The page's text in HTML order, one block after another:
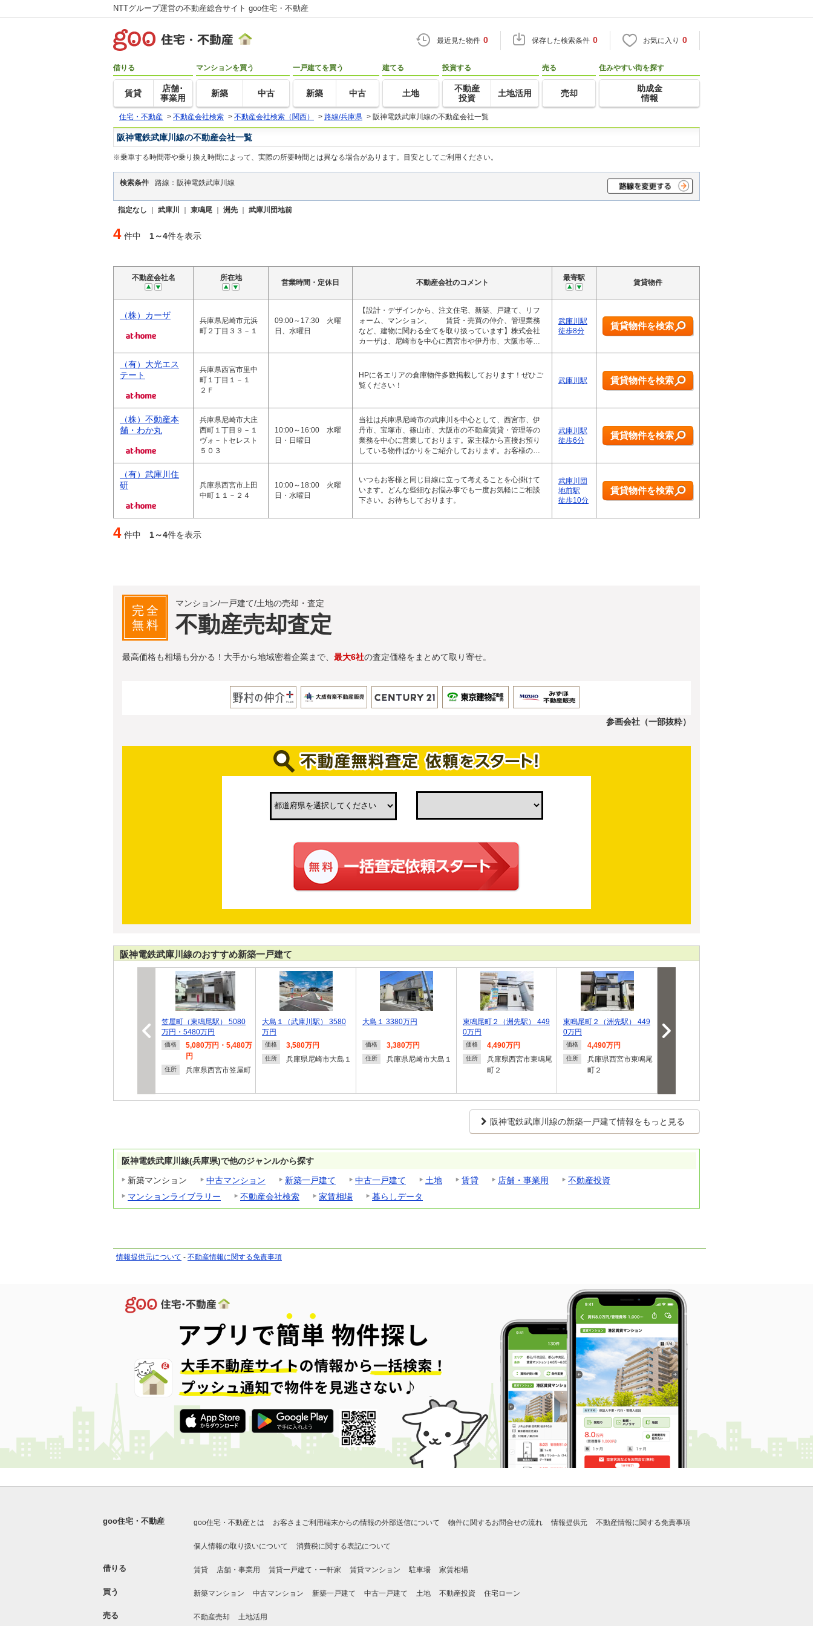
NTTグループ運営の不動産総合サイト goo住宅・不動産
最近見た物件 0 保存した検索条件 0 お気に入り 0
借りる
賃貸
店舗･
事業用
マンションを買う
新築 中古
一戸建てを買う
新築 中古
建てる
土地
投資する
不動産
投資
土地活用
売る
売却
住みやすい街を探す
助成金
情報
住宅・不動産 > 不動産会社検索 > 不動産会社検索（関西） > 路線/兵庫県 > 阪神電鉄武庫川線の不動産会社一覧
阪神電鉄武庫川線の不動産会社一覧
※乗車する時間帯や乗り換え時間によって、実際の所要時間とは異なる場合があります。目安としてご利用ください。
検索条件 路線：阪神電鉄武庫川線
指定なし ｜ 武庫川 ｜ 東鳴尾 ｜ 洲先 ｜ 武庫川団地前
4 件中 1～4件を表示
不動産会社名 所在地
営業時間・定休日 不動産会社のコメント
最寄駅
賃貸物件
（株）カーザ
兵庫県尼崎市元浜
町２丁目３３－１
09:00～17:30 火曜
日、水曜日
【設計・デザインから、注文住宅、新築、戸建て、リフ
ォーム、マンション、 賃貸・売買の仲介、管理業務
など、建物に関わる全てを取り扱っています】株式会社
カーザは、尼崎市を中心に西宮市や伊丹市、大阪市等…
武庫川駅
徒歩8分
賃貸物件を検索
（有）大光エス
テート
兵庫県西宮市里中
町１丁目１－１
２Ｆ
HPに各エリアの倉庫物件多数掲載しております！ぜひご
覧ください！
武庫川駅 賃貸物件を検索
（株）不動産本
舗・わか丸
兵庫県尼崎市大庄
西町１丁目９－１
ヴォ－トセレスト
５０３
10:00～16:00 水曜
日・日曜日
当社は兵庫県尼崎市の武庫川を中心として、西宮市、伊
丹市、宝塚市、篠山市、大阪市の不動産賃貸・管理等の
業務を中心に営業しております。家主様から直接お預り
している物件ばかりをご紹介しております。お客様の…
武庫川駅
徒歩6分
賃貸物件を検索
（有）武庫川住
研
兵庫県西宮市上田
中町１１－２４
10:00～18:00 火曜
日・水曜日
いつもお客様と同じ目線に立って考えることを心掛けて
います。どんな些細なお悩み事でも一度お気軽にご相談
下さい。お待ちしております。
武庫川団
地前駅
徒歩10分
賃貸物件を検索
4 件中 1～4件を表示
完全
無料
マンション/一戸建て/土地の売却・査定
不動産売却査定
最高価格も相場も分かる！大手から地域密着企業まで、 最大6社の査定価格をまとめて取り寄せ。
参画会社（一部抜粋）
阪神電鉄武庫川線のおすすめ新築一戸建て
笠屋町（東鳴尾駅） 5080
万円・5480万円
価格
5,080万円・5,480万
円
住所 兵庫県西宮市笠屋町
大島１（武庫川駅） 3580
万円
価格 3,580万円
住所 兵庫県尼崎市大島１
大島１ 3380万円
価格 3,380万円
住所 兵庫県尼崎市大島１
東鳴尾町２（洲先駅） 449
0万円
価格 4,490万円
住所
兵庫県西宮市東鳴尾
町２
東鳴尾町２（洲先駅） 449
0万円
価格 4,490万円
住所
兵庫県西宮市東鳴尾
町２
0万円
阪神電鉄武庫川線の新築一戸建て情報をもっと見る
阪神電鉄武庫川線(兵庫県)で他のジャンルから探す
新築マンション
中古マンション 新築一戸建て 中古一戸建て 土地 賃貸 店舗・事業用
不動産投資
マンションライブラリー
不動産会社検索 家賃相場 暮らしデータ
情報提供元について - 不動産情報に関する免責事項
goo住宅・不動産 goo住宅・不動産とは お客さまご利用端末からの情報の外部送信について 物件に関するお問合せの流れ 情報提供元 不動産情報に関する免責事項
個人情報の取り扱いについて 消費税に関する表記について
借りる 賃貸 店舗・事業用 賃貸一戸建て・一軒家 賃貸マンション 駐車場 家賃相場
買う 新築マンション 中古マンション 新築一戸建て 中古一戸建て 土地 不動産投資 住宅ローン
売る 不動産売却 土地活用